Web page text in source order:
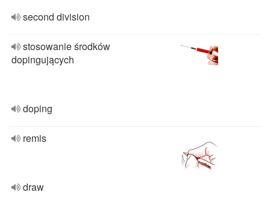
second division
stosowanie środków
dopingujących
doping
remis
draw